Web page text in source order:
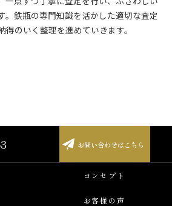
。鉄瓶の専門知識を活かした適切な査定
のいく整理を進めていきます。
お問い合わせはこちら
コンセプト
お客様の声